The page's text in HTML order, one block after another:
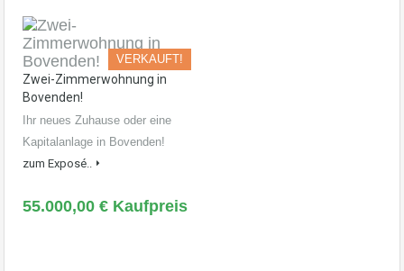
VERKAUFT!
Zwei-Zimmerwohnung in
Bovenden!
Ihr neues Zuhause oder eine
Kapitalanlage in Bovenden!
zum Exposé..
55.000,00 € Kaufpreis